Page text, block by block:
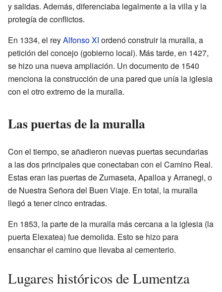
y salidas. Además, diferenciaba legalmente a la villa y la
protegía de conflictos.
En 1334, el reyAlfonso XI ordenó construir la muralla, a
petición del concejo (gobierno local). Más tarde, en 1427,
se hizo una nueva ampliación. Un documento de 1540
menciona la construcción de una pared que unía la iglesia
con el otro extremo de la muralla.
Las puertas de la muralla
Con el tiempo, se añadieron nuevas puertas secundarias
a las dos principales que conectaban con el Camino Real.
Estas eran las puertas de Zumaseta, Apalloa y Arranegi, o
de Nuestra Señora del Buen Viaje. En total, la muralla
llegó a tener cinco entradas.
En 1853, la parte de la muralla más cercana a la iglesia (la
puerta Elexatea) fue demolida. Esto se hizo para
ensanchar el camino que llevaba al cementerio.
Lugares históricos de Lumentza